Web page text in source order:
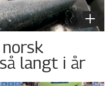
langt i år